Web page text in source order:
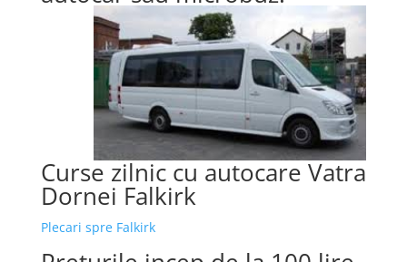
Curse zilnic cu autocare Vatra
Dornei Falkirk
Plecari spre Falkirk